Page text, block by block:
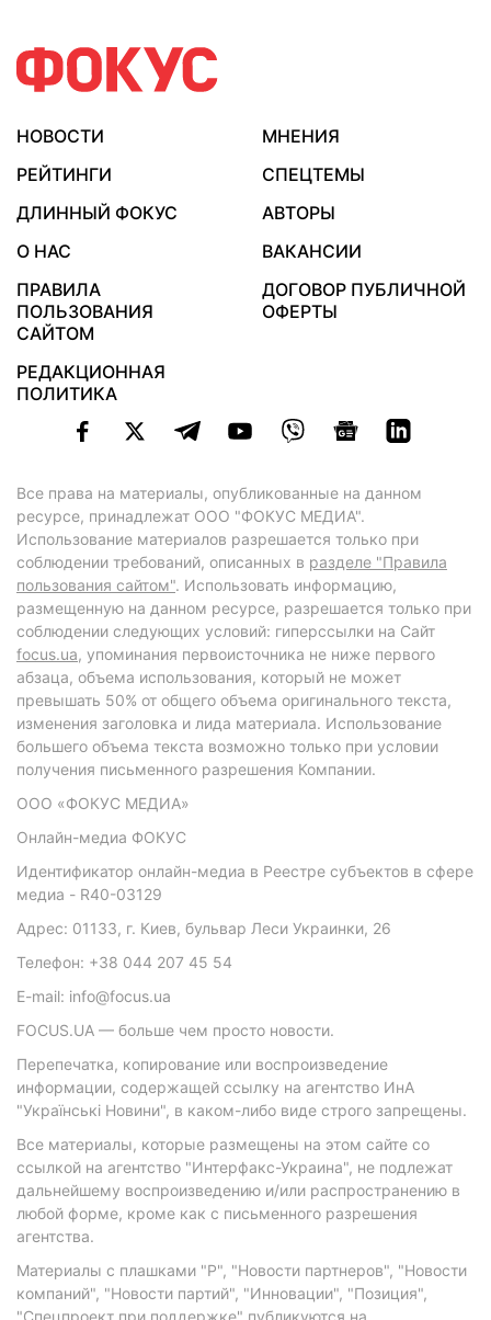
НОВОСТИ
МНЕНИЯ
РЕЙТИНГИ
СПЕЦТЕМЫ
ДЛИННЫЙ ФОКУС
АВТОРЫ
О НАС
ВАКАНСИИ
ПРАВИЛА
ПОЛЬЗОВАНИЯ
САЙТОМ
ДОГОВОР ПУБЛИЧНОЙ
ОФЕРТЫ
РЕДАКЦИОННАЯ
ПОЛИТИКА
Все права на материалы, опубликованные на данном
ресурсе, принадлежат ООО "ФОКУС МЕДИА".
Использование материалов разрешается только при
соблюдении требований, описанных в разделе "Правила
пользования сайтом". Использовать информацию,
размещенную на данном ресурсе, разрешается только при
соблюдении следующих условий: гиперссылки на Сайт
focus.ua, упоминания первоисточника не ниже первого
абзаца, объема использования, который не может
превышать 50% от общего объема оригинального текста,
изменения заголовка и лида материала. Использование
большего объема текста возможно только при условии
получения письменного разрешения Компании.
ООО «ФОКУС МЕДИА»
Онлайн-медиа ФОКУС
Идентификатор онлайн-медиа в Реестре субъектов в сфере
медиа - R40-03129
Адрес: 01133, г. Киев, бульвар Леси Украинки, 26
Телефон: +38 044 207 45 54
E-mail: info@focus.ua
FOCUS.UA — больше чем просто новости.
Перепечатка, копирование или воспроизведение
информации, содержащей ссылку на агентство ИнА
"Українські Новини", в каком-либо виде строго запрещены.
Все материалы, которые размещены на этом сайте со
ссылкой на агентство "Интерфакс-Украина", не подлежат
дальнейшему воспроизведению и/или распространению в
любой форме, кроме как с письменного разрешения
агентства.
Материалы с плашками "Р", "Новости партнеров", "Новости
компаний", "Новости партий", "Инновации", "Позиция",
"Спецпроект при поддержке" публикуются на